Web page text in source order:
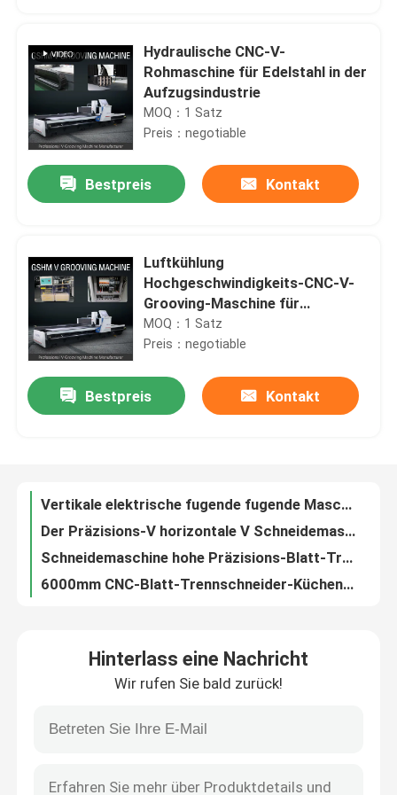
Haus
Produkte
Videos
Fabrik-Ausflug
Qualitätskontrolle
Hochgeschwindigkeitsv, das Maschine fugt
Fugende Maschine CNC V
Automatisches V, das Maschine fugt
Hydraulische CNC-V-
Rohmaschine für Edelstahl in der
Aufzugsindustrie
MOQ：1 Satz
Preis：negotiable
Bestpreis Kontakt
Luftkühlung
Hochgeschwindigkeits-CNC-V-
Grooving-Maschine für
Beschilderung und
Edelstahlverarbeitung
MOQ：1 Satz
Preis：negotiable
Bestpreis Kontakt
Hochleistungs-CNC-Blatt-Trennschneider-Aufzug Teilv Groover-Maschine
Vielseitiger Trennschneider 1550 V Maschinen-Hersteller fugend
Leistungsfähige Nutmaschine der CNC-Blatt-Trennschneider-Duschkabine-Platten-V
Automatische Nut-Schneider-Maschine der CNC-Blatt-Trennschneider-Tür-Industrie-V
Hinterlass eine Nachricht
Wir rufen Sie bald zurück!